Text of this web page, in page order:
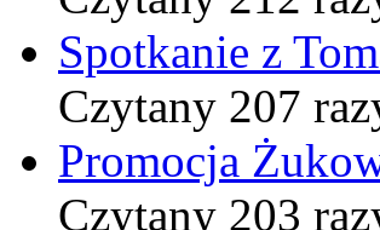
Spotkanie z
Czytany 207
Promocja
Czytany 203